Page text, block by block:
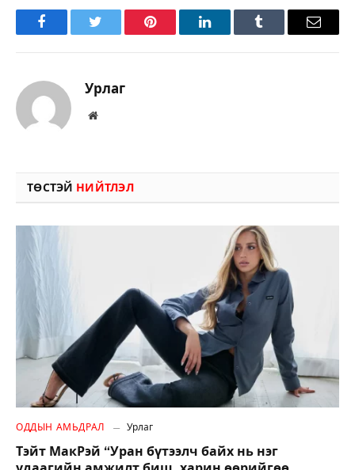
FacebookTwitter Pinterest LinkedInTumblr Имэйл
Урлаг
Вэбсайт
ТӨСТЭЙ НИЙТЛЭЛ
ОДДЫН АМЬДРАЛ Урлаг
Тэйт МакРэй “Уран бүтээлч байх нь нэг